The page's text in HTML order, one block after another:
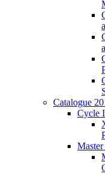
Catalogue
Cycle